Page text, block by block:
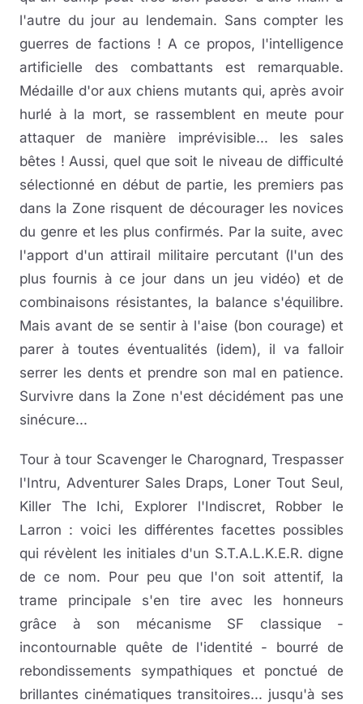
l'autre du jour au lendemain. Sans compter les
guerres de factions ! A ce propos, l'intelligence
artificielle des combattants est remarquable.
Médaille d'or aux chiens mutants qui, après avoir
hurlé à la mort, se rassemblent en meute pour
attaquer de manière imprévisible... les sales
bêtes ! Aussi, quel que soit le niveau de difficulté
sélectionné en début de partie, les premiers pas
dans la Zone risquent de décourager les novices
du genre et les plus confirmés. Par la suite, avec
l'apport d'un attirail militaire percutant (l'un des
plus fournis à ce jour dans un jeu vidéo) et de
combinaisons résistantes, la balance s'équilibre.
Mais avant de se sentir à l'aise (bon courage) et
parer à toutes éventualités (idem), il va falloir
serrer les dents et prendre son mal en patience.
Survivre dans la Zone n'est décidément pas une
sinécure...
Tour à tour Scavenger le Charognard, Trespasser
l'Intru, Adventurer Sales Draps, Loner Tout Seul,
Killer The Ichi, Explorer l'Indiscret, Robber le
Larron : voici les différentes facettes possibles
qui révèlent les initiales d'un S.T.A.L.K.E.R. digne
de ce nom. Pour peu que l'on soit attentif, la
trame principale s'en tire avec les honneurs
grâce à son mécanisme SF classique -
incontournable quête de l'identité - bourré de
rebondissements sympathiques et ponctué de
brillantes cinématiques transitoires... jusqu'à ses